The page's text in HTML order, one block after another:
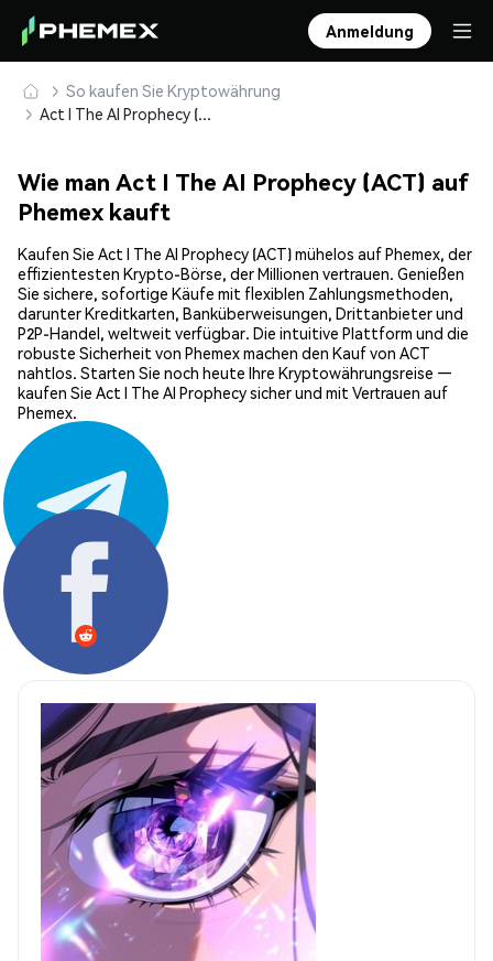
Anmeldung
So kaufen Sie Kryptowährung
Act I The AI Prophecy (ACT) sicher kaufen und speichern
Wie man Act I The AI Prophecy (ACT) auf
Phemex kauft
Kaufen Sie Act I The AI Prophecy (ACT) mühelos auf Phemex, der
effizientesten Krypto-Börse, der Millionen vertrauen. Genießen
Sie sichere, sofortige Käufe mit flexiblen Zahlungsmethoden,
darunter Kreditkarten, Banküberweisungen, Drittanbieter und
P2P-Handel, weltweit verfügbar. Die intuitive Plattform und die
robuste Sicherheit von Phemex machen den Kauf von ACT
nahtlos. Starten Sie noch heute Ihre Kryptowährungsreise —
kaufen Sie Act I The AI Prophecy sicher und mit Vertrauen auf
Phemex.
Teilen: